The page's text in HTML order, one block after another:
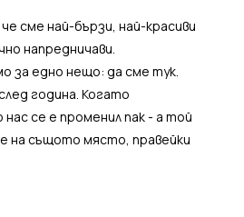
сме най-бързи, най-красиви
напредничави.
за едно нещо: да сме тук.
година. Когато
се е променил пак - а той
на същото място, правейки